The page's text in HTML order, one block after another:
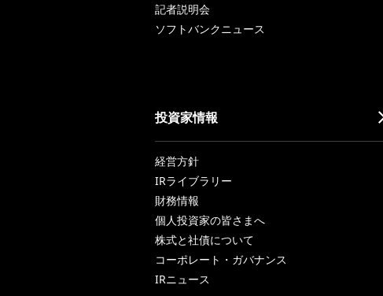
記者説明会
ソフトバンクニュース
投資家情報
経営方針
IRライブラリー
財務情報
個人投資家の皆さまへ
株式と社債について
コーポレート・ガバナンス
IRニュース